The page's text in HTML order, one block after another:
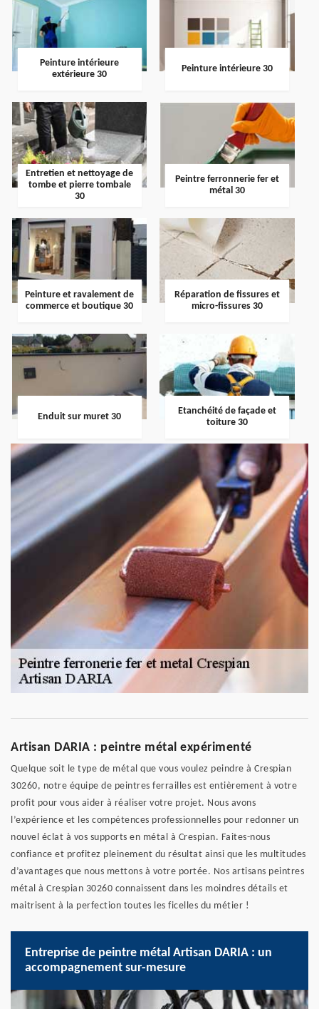
Peinture intérieure
extérieure 30
Peinture intérieure 30
Entretien et nettoyage de
tombe et pierre tombale
30
Peintre ferronnerie fer et
métal 30
Peinture et ravalement de
commerce et boutique 30
Réparation de fissures et
micro-fissures 30
Enduit sur muret 30
Etanchéité de façade et
toiture 30
Artisan DARIA : peintre métal expérimenté
Quelque soit le type de métal que vous voulez peindre à Crespian
30260, notre équipe de peintres ferrailles est entièrement à votre
profit pour vous aider à réaliser votre projet. Nous avons
l’expérience et les compétences professionnelles pour redonner un
nouvel éclat à vos supports en métal à Crespian. Faites-nous
confiance et profitez pleinement du résultat ainsi que les multitudes
d’avantages que nous mettons à votre portée. Nos artisans peintres
métal à Crespian 30260 connaissent dans les moindres détails et
maitrisent à la perfection toutes les ficelles du métier !
Entreprise de peintre métal Artisan DARIA : un
accompagnement sur-mesure